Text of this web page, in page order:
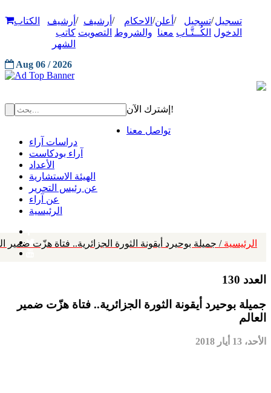
تسجيل
الدخول
/تسجيل
الكُــتَّـاب
/ أعلن
معنا
/ الاحكام
والشروط
/ أرشيف
التصويت
/ أرشيف
كاتب
الشهر
الكتاب
Aug 06 / 2026
إشترك الآن!
تواصل معنا
دراسات آراء
آراء بودكاست
الأعداد
الهيئة الاستشارية
عن رئيس التحرير
عن آراء
الرئيسية
الرئيسية / جميلة بوحيرد أيقونة الثورة الجزائرية.. فتاة هزّت ضمير
العدد 130
جميلة بوحيرد أيقونة الثورة الجزائرية.. فتاة هزّت ضمير
العالم
الأحد، 13 أيار 2018